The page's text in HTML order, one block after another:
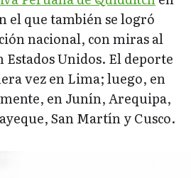
el que también se logró
nacional, con miras al
Estados Unidos. El deporte
vez en Lima; luego, en
en Junín, Arequipa,
San Martín y Cusco.